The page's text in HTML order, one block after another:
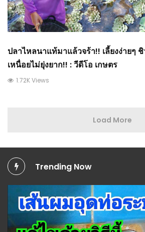
ปลาไหลนาแท้มาแล้วจร้า!! เลี้ยงง่ายๆ
เหนื่อยไม่ยุ่งยาก!! : วีดีโอ เกษตร
1.72K Views
Load More
Trending Now